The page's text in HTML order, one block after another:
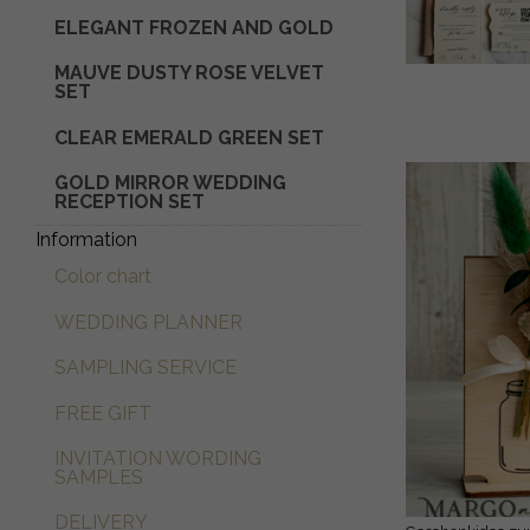
ELEGANT FROZEN AND GOLD
MAUVE DUSTY ROSE VELVET
SET
CLEAR EMERALD GREEN SET
GOLD MIRROR WEDDING
RECEPTION SET
Information
Color chart
WEDDING PLANNER
SAMPLING SERVICE
FREE GIFT
INVITATION WORDING
SAMPLES
DELIVERY